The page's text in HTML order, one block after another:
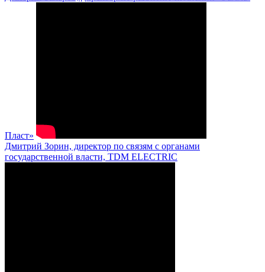
Пласт»
Дмитрий Зорин, директор по связям с органами
государственной власти, TDM ELECTRIC